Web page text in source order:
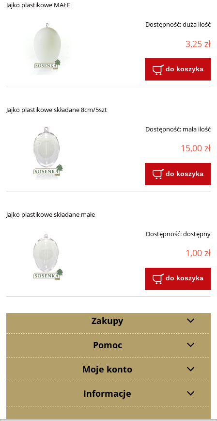
Jajko plastikowe MAŁE
Dostępność:duża ilość
3,25 zł
do koszyka
Jajko plastikowe składane 8cm/5szt
Dostępność: mała ilość
15,00 zł
do koszyka
Jajko plastikowe składane małe
Dostępność:dostępny
1,00 zł
do koszyka
Zakupy
Pomoc
Moje konto
Informacje